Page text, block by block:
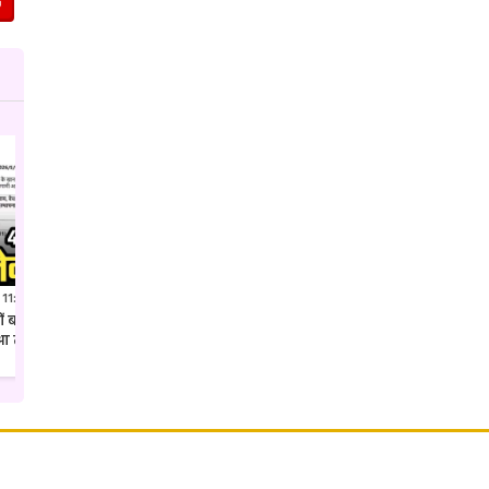
PM IST
बदल दिया गया कलेक्टर शहडोल